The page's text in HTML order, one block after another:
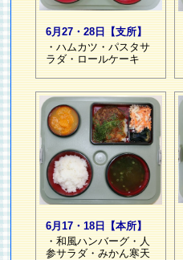
6月27・28日【支所】
・ハムカツ・パスタサ
ラダ・ロールケーキ
6月17・18日【本所】
・和風ハンバーグ・人
参サラダ・みかん寒天